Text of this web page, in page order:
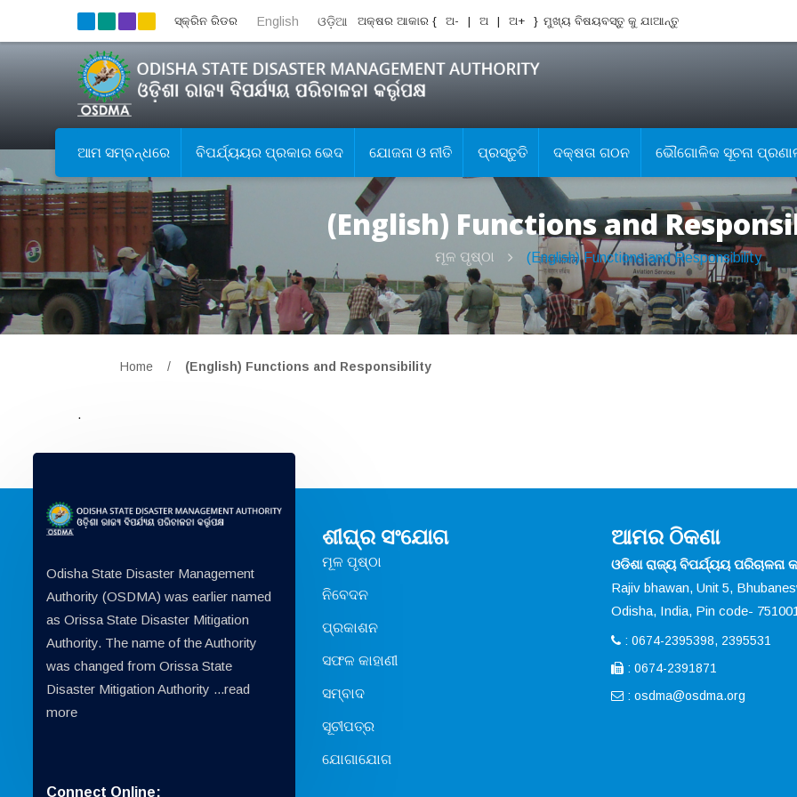
ସ୍କ୍ରିନ ରିଡର English ଓଡ଼ିଆ ଅକ୍ଷର ଆକାର { ଅ- | ଅ | ଅ+ } ମୁଖ୍ୟ ବିଷୟବସ୍ତୁ କୁ ଯାଆନ୍ତୁ
ଆମ ସମ୍ବନ୍ଧରେ ବିପର୍ଯ୍ୟୟର ପ୍ରକାର ଭେଦ ଯୋଜନା ଓ ନୀତି ପ୍ରସ୍ତୁତି ଦକ୍ଷତା ଗଠନ ଭୌଗୋଳିକ ସୂଚନା
(English) Functions and
ମୂଳ ପୃଷ୍ଠା (English) Functions and Responsibility
Home / (English) Functions and Responsibility
.
Odisha State Disaster Management
Authority (OSDMA) was earlier named
as Orissa State Disaster Mitigation
Authority. The name of the Authority
was changed from Orissa State
Disaster Mitigation Authority ...read
more
Connect Online:
ଶୀଘ୍ର ସଂଯୋଗ
ମୂଳ ପୃଷ୍ଠା
ନିବେଦନ
ପ୍ରକାଶନ
ସଫଳ କାହାଣୀ
ସମ୍ବାଦ
ସୂଚୀପତ୍ର
ଯୋଗାଯୋଗ
ଆମର ଠିକଣା
ଓଡିଶା ରାଜ୍ୟ ବିପର୍ଯ୍ୟୟ ପରିଚାଳନା
Rajiv bhawan, Unit 5,
Odisha, India, Pin code- 751001
: 0674-2395398, 2395531
: 0674-2391871
: osdma@osdma.org